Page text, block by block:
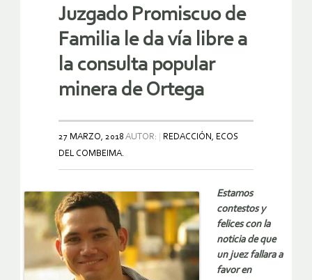
Juzgado Promiscuo de
Familia le da vía libre a
la consulta popular
minera de Ortega
27 MARZO, 2018 AUTOR:
REDACCIÓN, ECOS
DEL COMBEIMA.
Estamos
contestos y
felices con la
noticia de que
un juez fallara a
favor en